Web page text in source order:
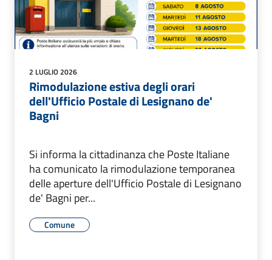
2 LUGLIO 2026
Rimodulazione estiva degli orari
dell'Ufficio Postale di Lesignano de'
Bagni
Si informa la cittadinanza che Poste Italiane
ha comunicato la rimodulazione temporanea
delle aperture dell'Ufficio Postale di Lesignano
de' Bagni per...
Comune